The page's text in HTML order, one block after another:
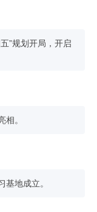
”规划开局，开启
相。
地成立。